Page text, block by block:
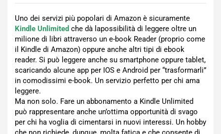
Uno dei servizi più popolari di Amazon è sicuramente
Kindle Unlimited che dà lapossibilità di leggere oltre un
milione di libri attraverso un e-book Reader (proprio come
il Kindle di Amazon) oppure anche altri tipi di ebook
reader. Si può leggere anche su smartphone oppure tablet,
scaricando alcune app per IOS e Android per “trasformarli”
in comodissimi e-book. Un servizio perfetto per chi ama
leggere.
Ma non solo. Fare un abbonamento a Kindle Unlimited
può rappresentare anche un’ottima opportunità di svago
per chi ha voglia di cimentarsi in nuovi interessi. Un hobby